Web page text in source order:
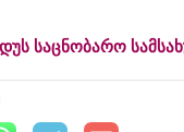
საცნობარო